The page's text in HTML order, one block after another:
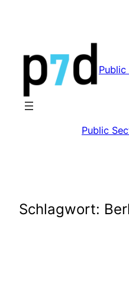
Public
Schlagwort: